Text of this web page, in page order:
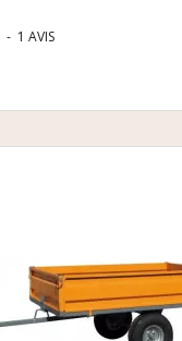
- 1 AVIS